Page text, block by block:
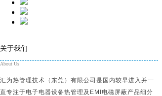
为终将创造出美好产品的您
关于我们
About Us
汇为热管理技术（东莞）有限公司是国内较早进入并一
直专注于电子电器设备热管理及EMI电磁屏蔽产品细分